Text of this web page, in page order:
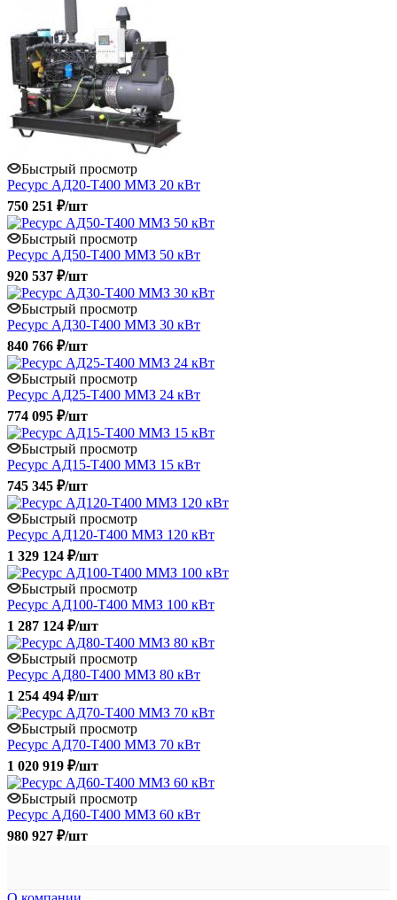
Быстрый просмотр
Ресурс АД20-Т400 ММЗ 20 кВт
750 251 ₽/шт
Быстрый просмотр
Ресурс АД50-Т400 ММЗ 50 кВт
920 537 ₽/шт
Быстрый просмотр
Ресурс АД30-Т400 ММЗ 30 кВт
840 766 ₽/шт
Быстрый просмотр
Ресурс АД25-Т400 ММЗ 24 кВт
774 095 ₽/шт
Быстрый просмотр
Ресурс АД15-Т400 ММЗ 15 кВт
745 345 ₽/шт
Быстрый просмотр
Ресурс АД120-Т400 ММЗ 120 кВт
1 329 124 ₽/шт
Быстрый просмотр
Ресурс АД100-Т400 ММЗ 100 кВт
1 287 124 ₽/шт
Быстрый просмотр
Ресурс АД80-Т400 ММЗ 80 кВт
1 254 494 ₽/шт
Быстрый просмотр
Ресурс АД70-Т400 ММЗ 70 кВт
1 020 919 ₽/шт
Быстрый просмотр
Ресурс АД60-Т400 ММЗ 60 кВт
980 927 ₽/шт